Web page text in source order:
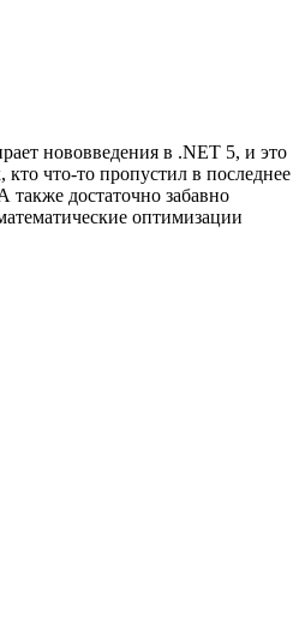
нововведения в .NET 5, и это
кто что-то пропустил в последнее
достаточно забавно
оптимизации